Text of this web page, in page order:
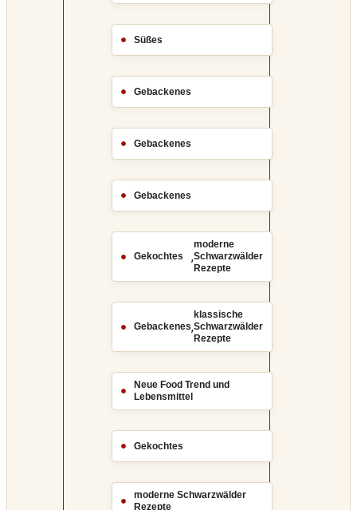
Süßes
Gebackenes
Gebackenes
Gebackenes
Gekochtes ,
moderne
Schwarzwälder
Rezepte
Gebackenes,
klassische
Schwarzwälder
Rezepte
Neue Food Trend und
Lebensmittel
Gekochtes
moderne Schwarzwälder
Rezepte